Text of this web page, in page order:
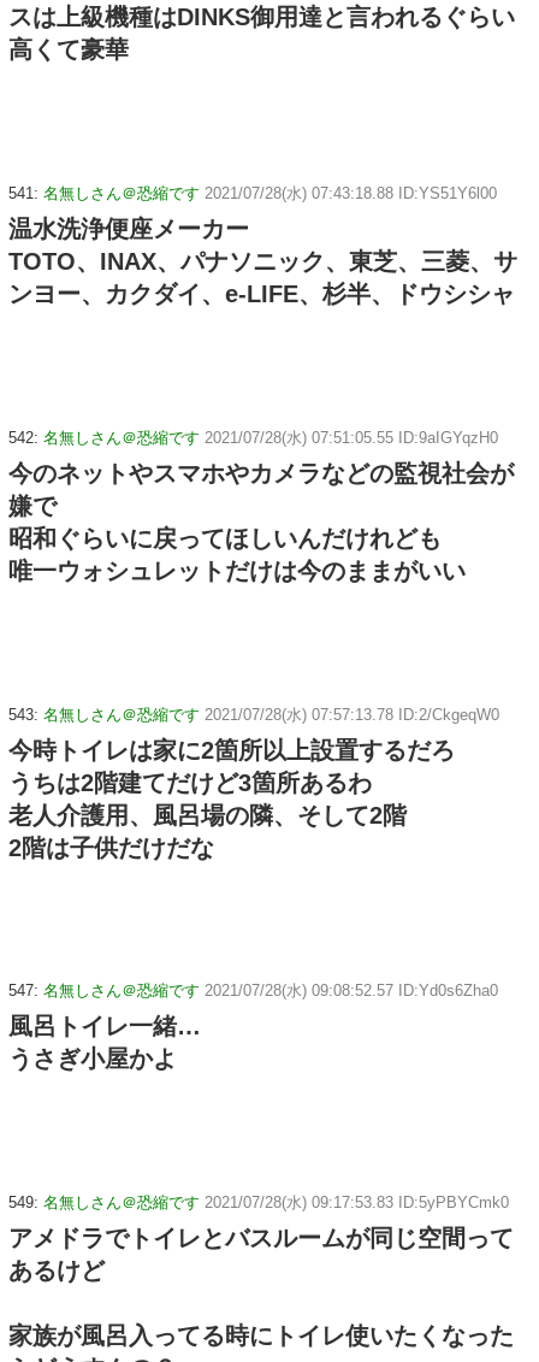
スは上級機種はDINKS御用達と言われるぐらい
高くて豪華
541: 名無しさん＠恐縮です 2021/07/28(水) 07:43:18.88 ID:YS51Y6l00
温水洗浄便座メーカー
TOTO、INAX、パナソニック、東芝、三菱、サ
ンヨー、カクダイ、e-LIFE、杉半、ドウシシャ
542: 名無しさん＠恐縮です 2021/07/28(水) 07:51:05.55 ID:9aIGYqzH0
今のネットやスマホやカメラなどの監視社会が
嫌で
昭和ぐらいに戻ってほしいんだけれども
唯一ウォシュレットだけは今のままがいい
543: 名無しさん＠恐縮です 2021/07/28(水) 07:57:13.78 ID:2/CkgeqW0
今時トイレは家に2箇所以上設置するだろ
うちは2階建てだけど3箇所あるわ
老人介護用、風呂場の隣、そして2階
2階は子供だけだな
547: 名無しさん＠恐縮です 2021/07/28(水) 09:08:52.57 ID:Yd0s6Zha0
風呂トイレ一緒…
うさぎ小屋かよ
549: 名無しさん＠恐縮です 2021/07/28(水) 09:17:53.83 ID:5yPBYCmk0
アメドラでトイレとバスルームが同じ空間って
あるけど
家族が風呂入ってる時にトイレ使いたくなった